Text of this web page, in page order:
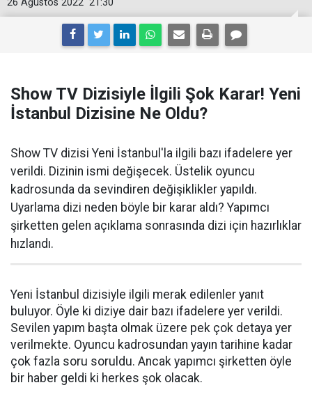
21:30
26 Ağustos 2022
Show TV Dizisiyle İlgili Şok Karar! Yeni
İstanbul Dizisine Ne Oldu?
Show TV dizisi Yeni İstanbul'la ilgili bazı ifadelere yer
verildi. Dizinin ismi değişecek. Üstelik oyuncu
kadrosunda da sevindiren değişiklikler yapıldı.
Uyarlama dizi neden böyle bir karar aldı? Yapımcı
şirketten gelen açıklama sonrasında dizi için hazırlıklar
hızlandı.
Yeni İstanbul dizisiyle ilgili merak edilenler yanıt
buluyor. Öyle ki diziye dair bazı ifadelere yer verildi.
Sevilen yapım başta olmak üzere pek çok detaya yer
verilmekte. Oyuncu kadrosundan yayın tarihine kadar
çok fazla soru soruldu. Ancak yapımcı şirketten öyle
bir haber geldi ki herkes şok olacak.